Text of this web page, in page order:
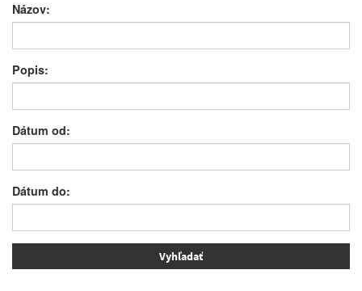
Názov:
Popis:
Dátum od:
Dátum do: